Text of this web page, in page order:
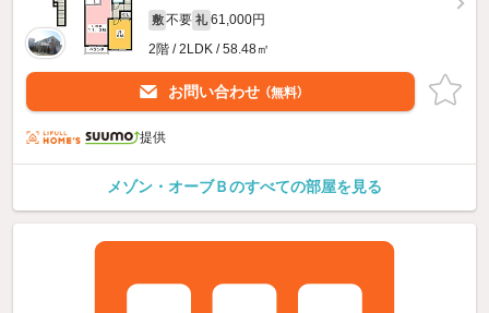
敷 不要 礼 61,000円
2階 / 2LDK / 58.48㎡
お問い合わせ （無料）
提供
メゾン・オーブＢのすべての部屋を見る